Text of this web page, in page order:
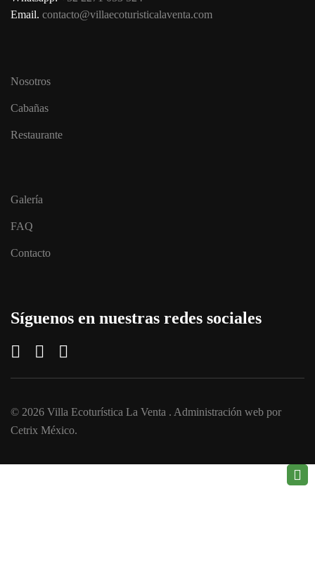
la
Email. contacto@villaecoturisticalaventa.com
Nosotros
Cabañas
Restaurante
Galería
FAQ
Contacto
Síguenos en nuestras redes sociales
© 2026 Villa Ecoturística La Venta . Administración web por
Cetrix México.